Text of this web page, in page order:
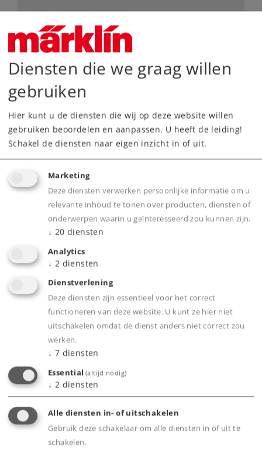
Webwinkel
Dealer zoeken
Downloads
Product
Productinfo
Bijbehorende producten
voor
Diensten die we graag willen
gebruiken
Hier kunt u de diensten die wij op deze website willen
gebruiken beoordelen en aanpassen. U heeft de leiding!
Schakel de diensten naar eigen inzicht in of uit.
Marketing
Deze diensten verwerken persoonlijke informatie om u
relevante inhoud te tonen over producten, diensten of
onderwerpen waarin u geïnteresseerd zou kunnen zijn.
↓ 20 diensten
Analytics
↓ 2 diensten
Dienstverlening
Deze diensten zijn essentieel voor het correct
functioneren van deze website. U kunt ze hier niet
uitschakelen omdat de dienst anders niet correct zou
werken.
↓ 7 diensten
Essential (altijd nodig)
↓ 2 diensten
Alle diensten in- of uitschakelen
Gebruik deze schakelaar om alle diensten in of uit te
schakelen.